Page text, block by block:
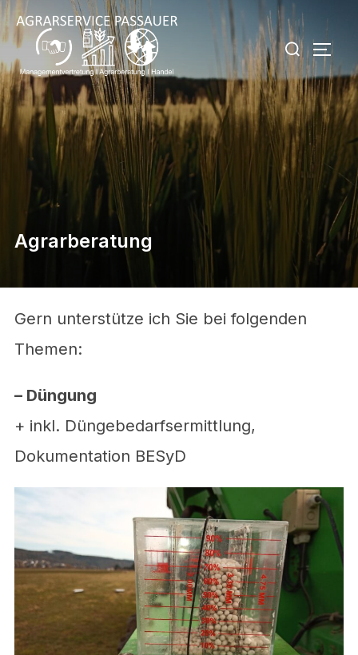
Zu
Inhalten
springen
Suchen
nach:
Agrarberatung
Gern unterstütze ich Sie bei folgenden
Themen:
– Düngung
+ inkl. Düngebedarfsermittlung,
Dokumentation BESyD